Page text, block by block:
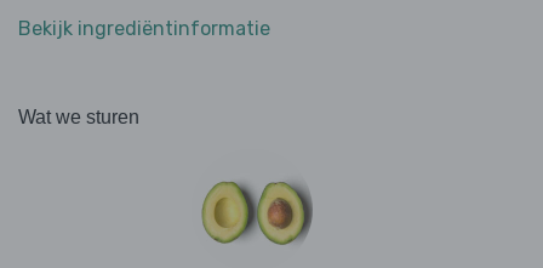
Bekijk ingrediëntinformatie
Wat we sturen